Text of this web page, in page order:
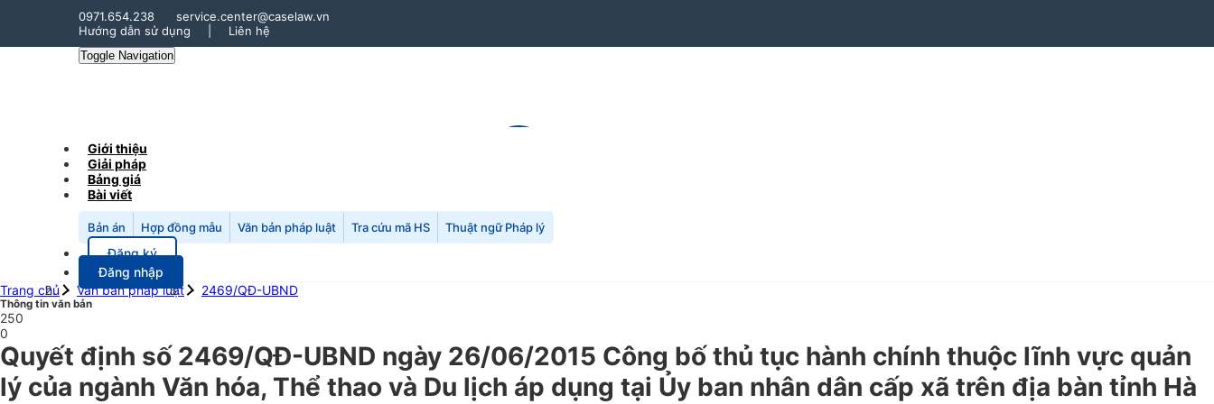
0971.654.238
service.center@caselaw.vn
Hướng dẫn sử dụng
Liên hệ
Toggle Navigation
Giới thiệu
Giải pháp
Bảng giá
Bài viết
Bản án Hợp đồng mẫu Văn bản pháp luật Tra cứu mã HS Thuật ngữ Pháp lý
Đăng ký
Đăng nhập
Trang chủ
Văn bản pháp luật 2469/QĐ-UBND
Thông tin văn bản
250
0
Quyết định số 2469/QĐ-UBND ngày 26/06/2015 Công bố thủ tục hành chính thuộc lĩnh vực quản
lý của ngành Văn hóa, Thể thao và Du lịch áp dụng tại Ủy ban nhân dân cấp xã trên địa bàn tỉnh Hà